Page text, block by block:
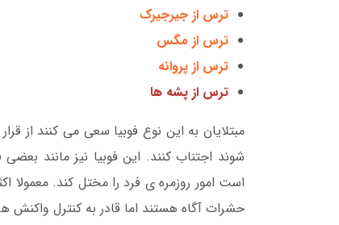
ترس از جیرجیرک
ترس از مگس
ترس از پروانه
ترس از پشه ها
مبتلایان به این نوع فوبیا سعی می کنند از
شوند اجتناب کنند. این فوبیا نیز مانند بعضی
است امور روزمره ی فرد را مختل کند. معمولا اکثر
حشرات آگاه هستند اما قادر به کنترل واکنش